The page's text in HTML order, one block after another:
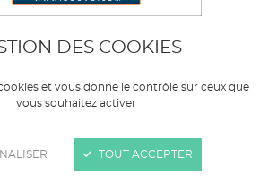
DES COOKIES
et vous donne le contrôle sur ceux que
vous souhaitez activer
TOUT ACCEPTER